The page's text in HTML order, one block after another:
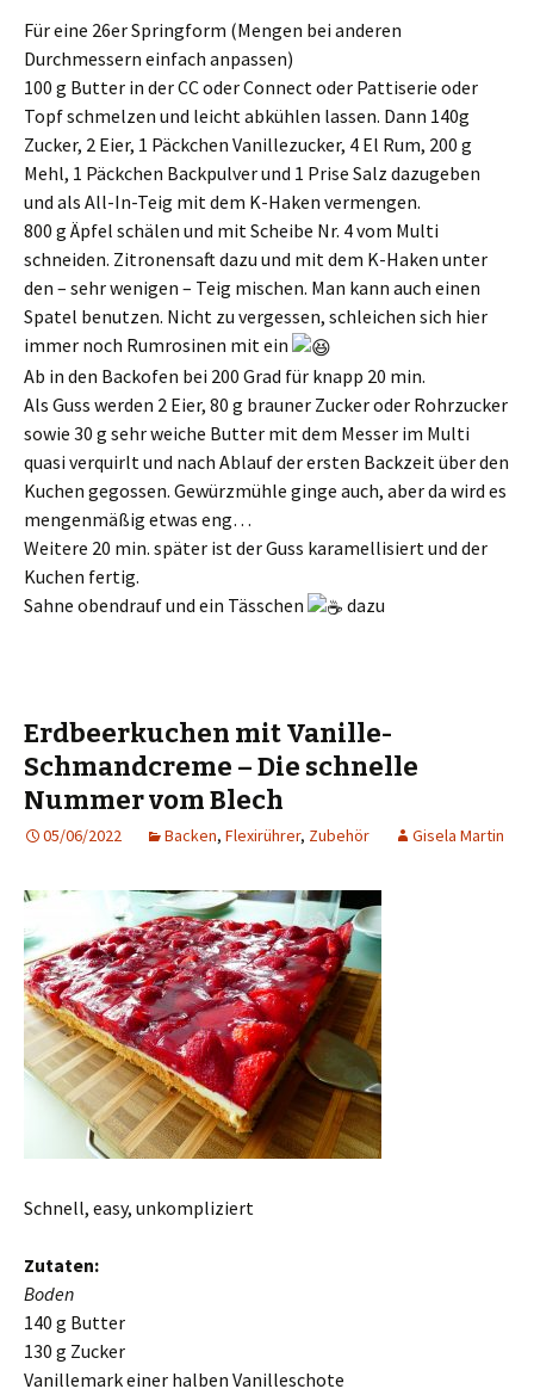
Für eine 26er Springform (Mengen bei anderen
Durchmessern einfach anpassen)
100 g Butter in der CC oder Connect oder Pattiserie oder
Topf schmelzen und leicht abkühlen lassen. Dann 140g
Zucker, 2 Eier, 1 Päckchen Vanillezucker, 4 El Rum, 200 g
Mehl, 1 Päckchen Backpulver und 1 Prise Salz dazugeben
und als All-In-Teig mit dem K-Haken vermengen.
800 g Äpfel schälen und mit Scheibe Nr. 4 vom Multi
schneiden. Zitronensaft dazu und mit dem K-Haken unter
den – sehr wenigen – Teig mischen. Man kann auch einen
Spatel benutzen. Nicht zu vergessen, schleichen sich hier
immer noch Rumrosinen mit ein
Ab in den Backofen bei 200 Grad für knapp 20 min.
Als Guss werden 2 Eier, 80 g brauner Zucker oder Rohrzucker
sowie 30 g sehr weiche Butter mit dem Messer im Multi
quasi verquirlt und nach Ablauf der ersten Backzeit über den
Kuchen gegossen. Gewürzmühle ginge auch, aber da wird es
mengenmäßig etwas eng…
Weitere 20 min. später ist der Guss karamellisiert und der
Kuchen fertig.
Sahne obendrauf und ein Tässchen
dazu
Erdbeerkuchen mit Vanille-
Schmandcreme – Die schnelle
Nummer vom Blech
05/06/2022 Backen, Flexirührer, Zubehör Gisela Martin
Schnell, easy, unkompliziert
Zutaten:
Boden
140 g Butter
130 g Zucker
Vanillemark einer halben Vanilleschote